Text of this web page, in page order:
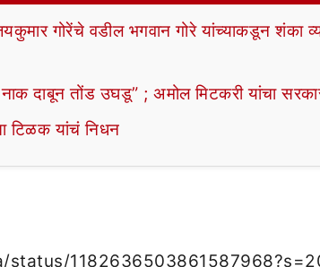
गोरेंचे वडील भगवान गोरे यांच्याकडून शंका
तोंड उघडू” ; अमोल मिटकरी यांचा
टिळक यांचं निधन